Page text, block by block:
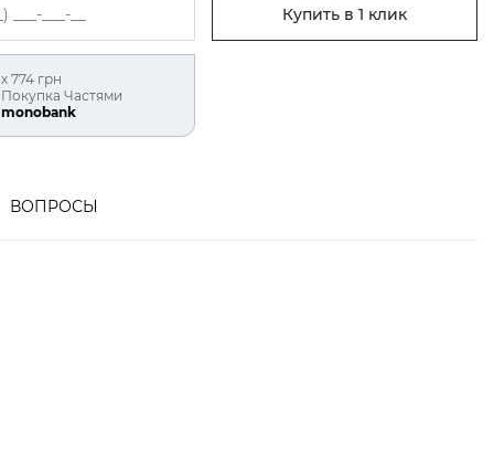
Купить в 1 клик
х 774 грн
Покупка Частями
monobank
ВОПРОСЫ